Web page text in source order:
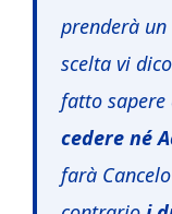
prenderà
scelta vi
fatto sapere
cedere né
farà